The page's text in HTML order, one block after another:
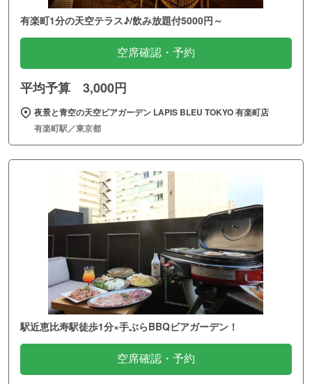
有楽町1分の天空テラス♪/飲み放題付5000円～
空席確認・予約
平均予算 3,000円
夜景と青空の天空ビアガーデン LAPIS BLEU TOKYO 有楽町店
有楽町駅／東京都
駅近恵比寿駅徒歩1分×手ぶらBBQビアガーデン！
空席確認・予約